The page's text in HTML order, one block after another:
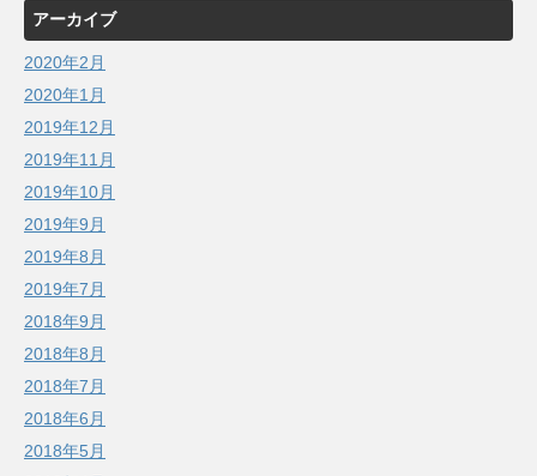
アーカイブ
2020年2月
2020年1月
2019年12月
2019年11月
2019年10月
2019年9月
2019年8月
2019年7月
2018年9月
2018年8月
2018年7月
2018年6月
2018年5月